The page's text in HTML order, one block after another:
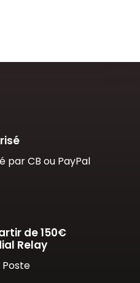
par CB ou PayPal
de 150€
Relay